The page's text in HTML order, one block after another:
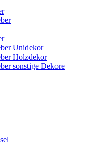
Unidekor
Holzdekor
sonstige Dekore